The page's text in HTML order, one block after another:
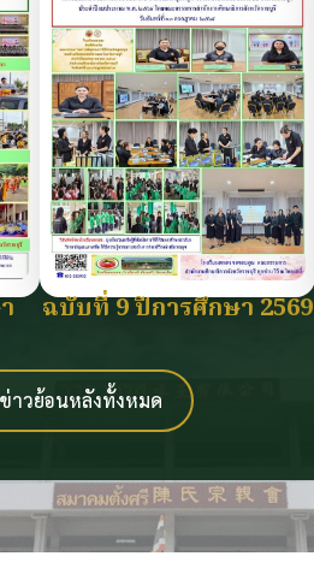
ฉบับที่ 9 ปีการศึกษา 2569
าวย้อนหลังทั้งหมด